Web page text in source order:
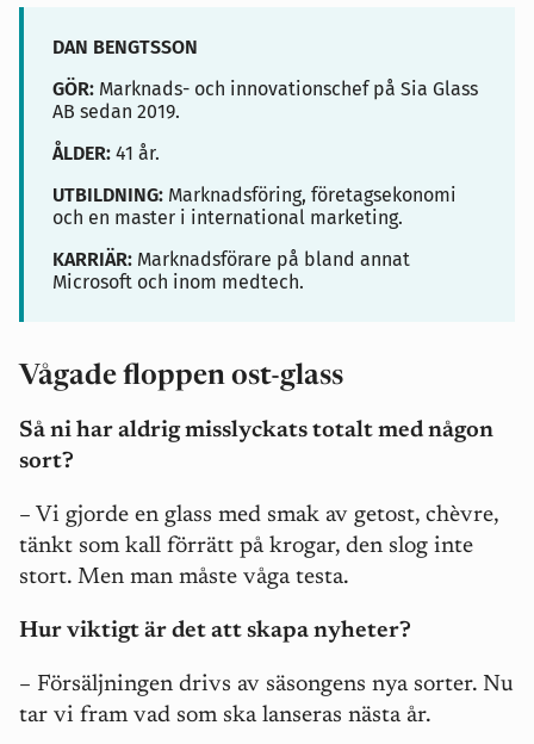
DAN BENGTSSON
GÖR: Marknads- och innovationschef på Sia Glass
AB sedan 2019.
ÅLDER: 41 år.
UTBILDNING: Marknadsföring, företagsekonomi
och en master i international marketing.
KARRIÄR: Marknadsförare på bland annat
Microsoft och inom medtech.
Vågade floppen ost-glass
Så ni har aldrig misslyckats totalt med någon
sort?
– Vi gjorde en glass med smak av getost, chèvre,
tänkt som kall förrätt på krogar, den slog inte
stort. Men man måste våga testa.
Hur viktigt är det att skapa nyheter?
– Försäljningen drivs av säsongens nya sorter. Nu
tar vi fram vad som ska lanseras nästa år.